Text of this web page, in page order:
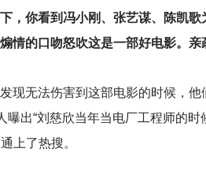
，你看到冯小刚、张艺谋、陈凯
情的口吻怒吹这是一部好电影。亲
现无法伤害到这部电影的时候，他
曝出“刘慈欣当年当电厂工程师的
上了热搜。